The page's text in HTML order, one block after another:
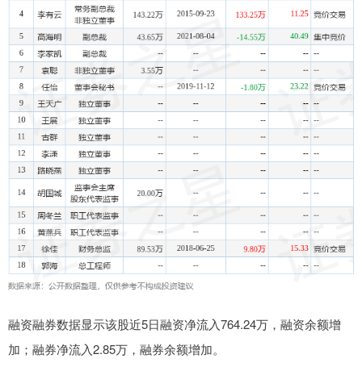
融资融券数据显示该股近5日融资净流入764.24万，融资余额增
加；融券净流入2.85万，融券余额增加。